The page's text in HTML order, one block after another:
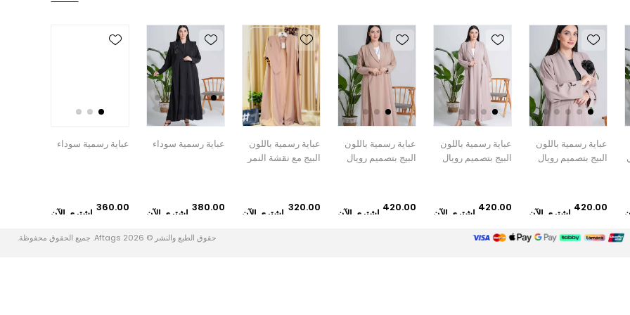
عباية رسمية باللون
البيج بتصميم رويال
420.00 اشتري الآن
عباية رسمية باللون
البيج بتصميم رويال
420.00 اشتري الآن
عباية رسمية باللون
البيج مع نقشة النمر
320.00 اشتري الآن
عباية رسمية سوداء
380.00 اشتري الآن
عباية رسمية سوداء
360.00 اشتري الآن
عباية رسمية سوداء
360.00 اشتري الآن
خدمة العملاء حسابي
حقوق الطبع والنشر © 2026 Aftags. جميع الحقوق محفوظة.